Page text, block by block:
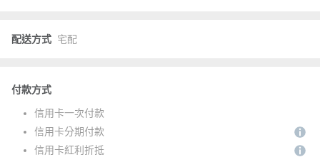
配送方式 宅配
付款方式
信用卡一次付款
信用卡分期付款
信用卡紅利折抵